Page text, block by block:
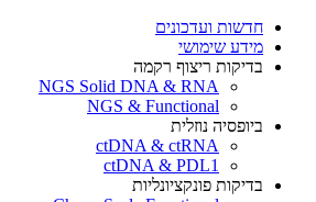
חדשות ועדכונים
מידע שימושי
בדיקות ריצוף רקמה
NGS Solid DNA & RNA
NGS & Functional
ביופסיה נוזלית
ctDNA & ctRNA
ctDNA & PDL1
בדיקות פונקציונליות